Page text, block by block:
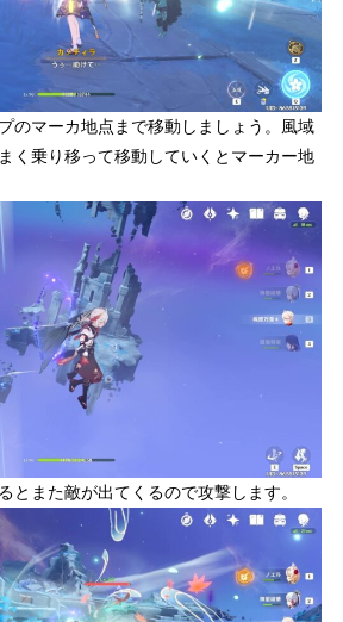
のマーカ地点まで移動しましょう。風域
く乗り移って移動していくとマーカー地
とまた敵が出てくるので攻撃します。